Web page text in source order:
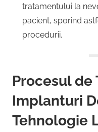
tratamentului la
pacient, sporind
procedurii.
Procesul
Implanturi
Tehnologie